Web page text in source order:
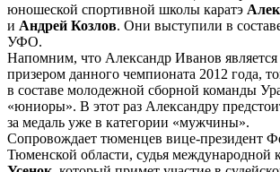
юношеской спортивной школы каратэ
и Андрей Козлов. Они выступили в
УФО.
Напомним, что Александр Иванов
призером данного чемпионата 2012 года,
в составе молодежной сборной команды
«юниоры». В этот раз Александру
за медаль уже в категории «мужчины».
Сопровождает тюменцев вице-президент
Тюменской области, судья международной